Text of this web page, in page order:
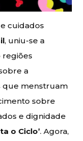
cuidados
, uniu-se a
regiões
a
que menstruam
sobre
e dignidade
o Ciclo’. Agora,